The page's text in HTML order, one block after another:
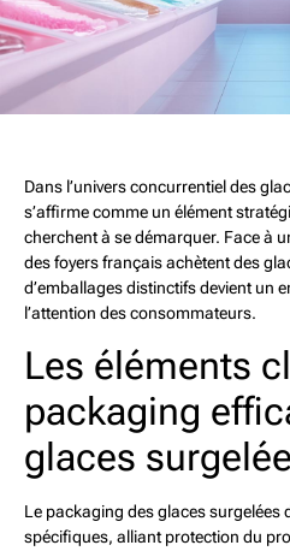
Dans l’univers concurrentiel des
s’affirme comme un élément
cherchent à se démarquer. Face à
des foyers français achètent des
d’emballages distinctifs devient un
l’attention des consommateurs.
Les éléments
packaging
glaces
Le packaging des glaces surgelées
spécifiques, alliant protection du